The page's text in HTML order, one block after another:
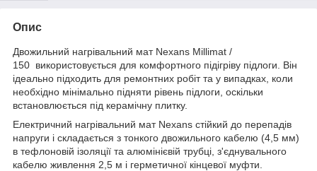
Опис
Двожильний нагрівальний мат Nexans Millimat /
150 використовується для комфортного підігріву підлоги. Він
ідеально підходить для ремонтних робіт та у випадках, коли
необхідно мінімально підняти рівень підлоги, оскільки
встановлюється під керамічну плитку.
Електричний нагрівальний мат Nexans стійкий до перепадів
напруги і складається з тонкого двожильного кабелю (4,5 мм)
в тефлоновій ізоляції та алюмінієвій трубці, з'єднувального
кабелю живлення 2,5 м і герметичної кінцевої муфти.